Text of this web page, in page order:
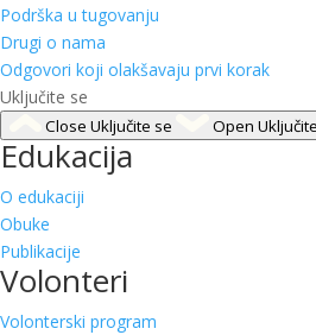
Podrška u tugovanju
Drugi o nama
Odgovori koji olakšavaju prvi korak
Uključite se
Close Uključite se Open
Edukacija
O edukaciji
Obuke
Publikacije
Volonteri
Volonterski program